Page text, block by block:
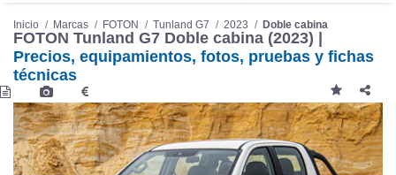
Inicio Marcas FOTON Tunland G7 2023 Doble cabina
FOTON Tunland G7 Doble cabina (2023) |
Precios, equipamientos, fotos, pruebas y fichas
técnicas